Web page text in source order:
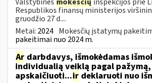
Respublikos finansų ministerijos
gruodžio 27 d....
Metai: 2024 Mokesčių įstatymų
pakeitimai nuo 2024 m.
Ar darbdavys, išmokėdamas
individualią veiklą pagal
apskaičiuoti...ir deklaruoti nuo